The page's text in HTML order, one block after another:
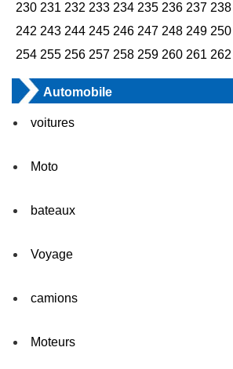
230 231 232 233 234 235 236 237 238
242 243 244 245 246 247 248 249 250
254 255 256 257 258 259 260 261 262
Automobile
voitures
Moto
bateaux
Voyage
camions
Moteurs